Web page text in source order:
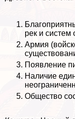
рек и
Армия
Появление
Наличие
Общество